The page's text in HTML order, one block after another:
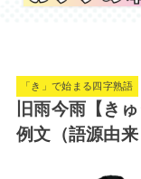
「き」で始まる四字熟語
旧雨今雨【き
例文（語源由来